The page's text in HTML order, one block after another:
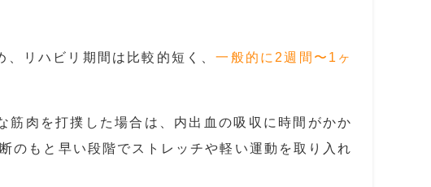
、リハビリ期間は比較的短く、一般的に2週間〜1ヶ
肉を打撲した場合は、内出血の吸収に時間がかか
のもと早い段階でストレッチや軽い運動を取り入れ